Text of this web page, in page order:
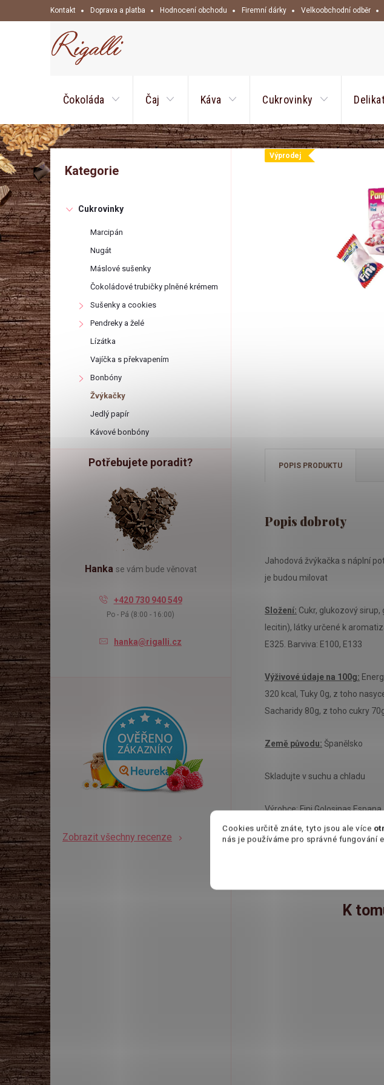
Cookies určitě znáte, tyto jsou ale více
nás je používáme pro správné fungování
na
Kontakt Doprava a platba Hodnocení obchodu Firemní dárky Velkoobchodní odběr
Čokoláda Čaj Káva Cukrovinky
P
o
s
t
r
a
n
n
í
p
a
n
e
l
Přeskočit
kategorie
Kategorie
Cukrovinky
Marcipán
Nugát
Máslové sušenky
Čokoládové trubičky plněné krémem
Sušenky a cookies
Pendreky a želé
Lízátka
Vajíčka s překvapením
Bonbóny
Žvýkačky
Jedlý papír
Kávové bonbóny
Potřebujete poradit?
Hanka se vám bude věnovat
+420 730 940 549
Po - Pá (8:00 - 16:00)
hanka@rigalli.cz
Zobrazit všechny recenze
Výprodej
POPIS PRODUKTU
Jahodová žvýkačka s náplní
je budou milovat
Složení: Cukr, glukozový
lecitin), látky určené k
E325. Barviva: E100, E133
Výživové údaje na 100g:
320 kcal, Tuky 0g, z toho
Sacharidy 80g, z toho cukry
Země původu: Španělsko
Skladujte v suchu a chladu
Výrobce: Fini Golosinas
30500 Molina de Segura
Španělsko
K